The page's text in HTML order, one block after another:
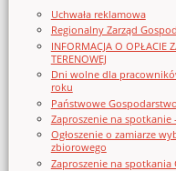
Uchwała reklamowa
Regionalny Zarząd
INFORMACJA O OPŁACIE
TERENOWEJ
Dni wolne dla
roku
Państwowe
Zaproszenie na spotkanie
Ogłoszenie o zamiarze
zbiorowego
Zaproszenie na spotkania